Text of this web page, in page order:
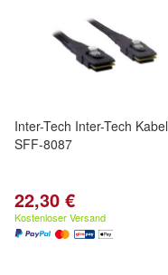
Inter-Tech Inter-Tech Kabel
SFF-8087
22,30 €
Kostenloser Versand